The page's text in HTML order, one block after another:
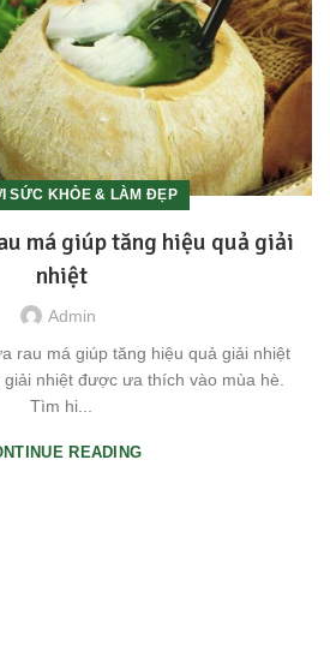
SỨC KHỎE & LÀM ĐẸP
má giúp tăng hiệu quả giải
nhiệt
Admin
rau má giúp tăng hiệu quả giải nhiệt
nhiệt được ưa thích vào mùa hè.
Tìm hi...
READING